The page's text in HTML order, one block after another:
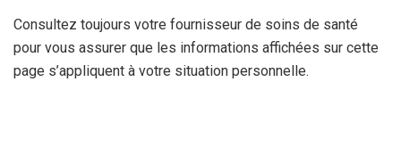
Consultez toujours votre fournisseur de soins de santé
pour vous assurer que les informations affichées sur cette
page s’appliquent à votre situation personnelle.